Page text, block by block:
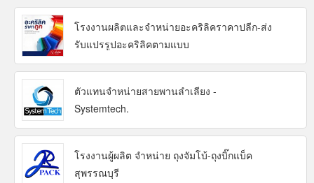
โรงงานผลิตและจำหน่ายอะคริลิคราคาปลีก-ส่ง
รับแปรรูปอะคริลิคตามแบบ
ตัวแทนจำหน่ายสายพานลำเลียง -
Systemtech.
โรงงานผู้ผลิต จำหน่าย ถุงจัมโบ้-ถุงบิ๊กแบ็ค
สุพรรณบุรี